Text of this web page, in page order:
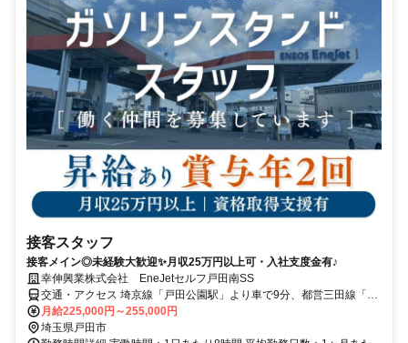
接客スタッフ
接客メイン◎未経験大歓迎✨月収25万円以上可・入社支度金有♪
幸伸興業株式会社 EneJetセルフ戸田南SS
交通・アクセス 埼京線「戸田公園駅」より車で9分、都営三田線「高
島平駅」より車で10分、京浜東北・根岸線「蕨駅」より車で15分◆
車・バイク・自転車通勤OK◆交通費支給！
月給225,000円～255,000円
埼玉県戸田市